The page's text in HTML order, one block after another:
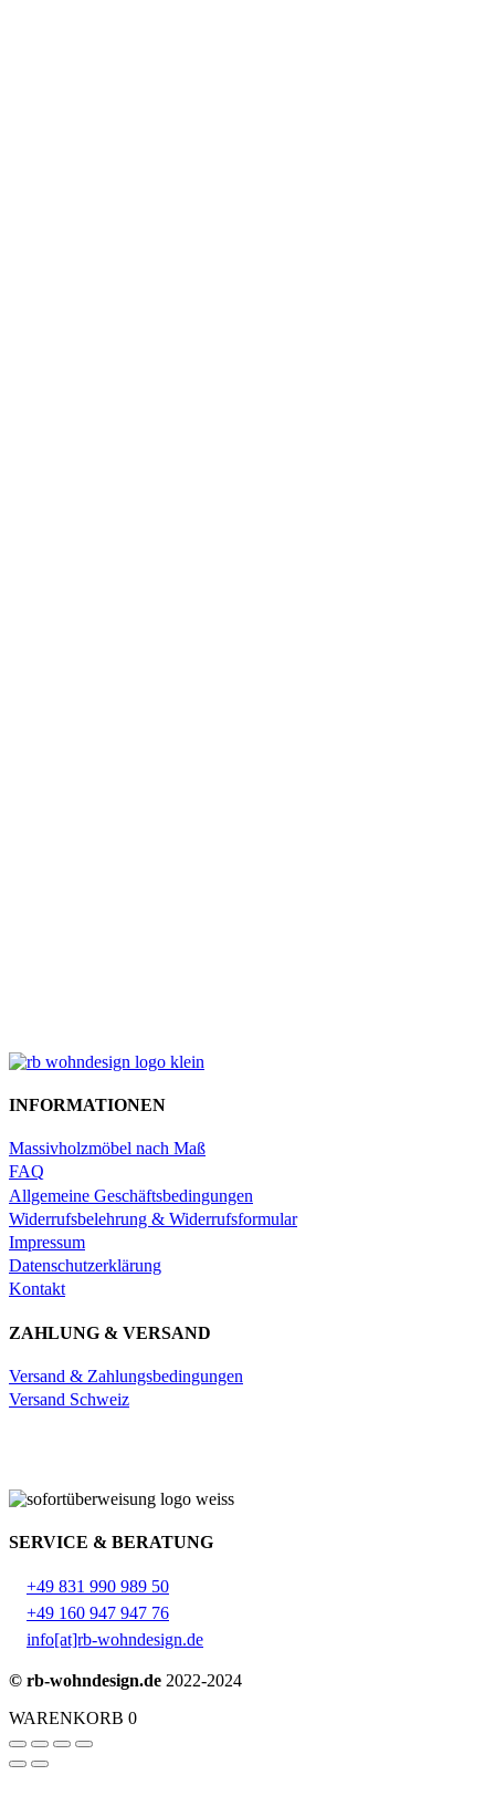
INFORMATIONEN
Massivholzmöbel nach Maß
FAQ
Allgemeine Geschäftsbedingungen
Widerrufsbelehrung & Widerrufsformular
Impressum
Datenschutzerklärung
Kontakt
ZAHLUNG & VERSAND
Versand & Zahlungsbedingungen
Versand Schweiz
SERVICE & BERATUNG
+49 831 990 989 50
+49 160 947 947 76
info[at]rb-wohndesign.de
© rb-wohndesign.de 2022-2024
WARENKORB 0